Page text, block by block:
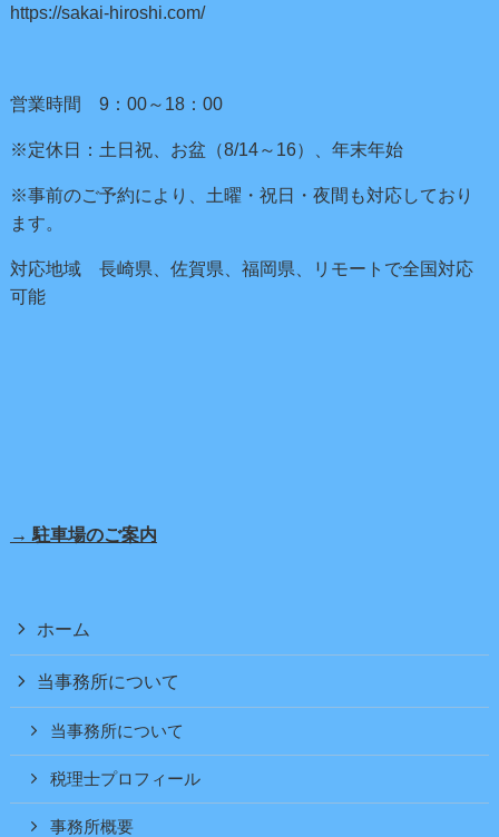
https://sakai-hiroshi.com/
営業時間 9：00～18：00
※定休日：土日祝、お盆（8/14～16）、年末年始
※事前のご予約により、土曜・祝日・夜間も対応しており
ます。
対応地域 長崎県、佐賀県、福岡県、リモートで全国対応
可能
→ 駐車場のご案内
ホーム
当事務所について
当事務所について
税理士プロフィール
事務所概要